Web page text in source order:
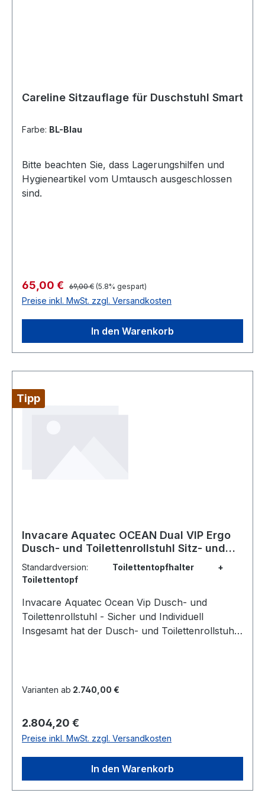
Careline Sitzauflage für Duschstuhl Smart
Farbe: BL-Blau
Bitte beachten Sie, dass Lagerungshilfen und
Hygieneartikel vom Umtausch ausgeschlossen
sind.
Verkaufspreis:
65,00 € Regulärer Preis:
69,00 € (5.8% gespart)
Preise inkl. MwSt. zzgl. Versandkosten
In den Warenkorb
Tipp
Invacare Aquatec OCEAN Dual VIP Ergo
Dusch- und Toilettenrollstuhl Sitz- und
Rückenwinkelverstellbar HMV:
18.46.01.4002+18.99.99.0099
Standardversion: Toilettentopfhalter +
Toilettentopf
Invacare Aquatec Ocean Vip Dusch- und
Toilettenrollstuhl - Sicher und Individuell
Insgesamt hat der Dusch- und Toilettenrollstuhl
Zubehörprogramm. Der höhenverstellbare
VIP Ergo mit Kopfstütze und Sitz- und
Rückenwinkelverstellung bietet individuelle
Pflege mit Blickkontakt. Das Duschen im
Duschrollstuhl und die tägliche Körperpflege
betreffen immer den Intimbereich einer Person.
Ist diese körperlich eingeschränkt, erfordert die
Varianten ab 2.740,00 €
Regulärer Preis:
2.804,20 €
Preise inkl. MwSt. zzgl. Versandkosten
In den Warenkorb